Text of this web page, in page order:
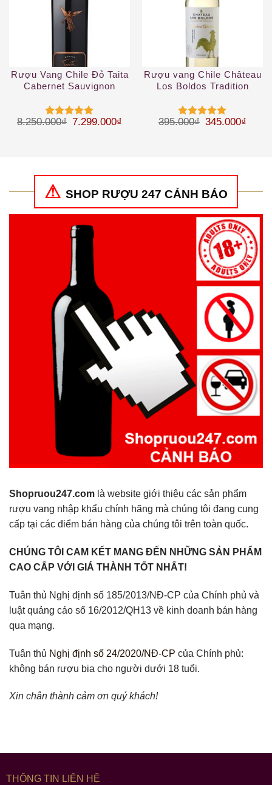
Rượu Vang Chile Đỏ Taita
Cabernet Sauvignon
Được xếp
8.250.000₫ Giá gốc là: 8.250.000₫.
7.299.000₫ Giá hiện tại là: 7.299.000₫.
Rượu vang Chile Château
Los Boldos Tradition
Được xếp
395.000₫ Giá gốc là:
345.000₫
SHOP RƯỢU 247 CẢNH BÁO
Shopruou247.com là website giới thiệu các sản phẩm
rượu vang nhập khẩu chính hãng mà chúng tôi đang cung
cấp tại các điểm bán hàng của chúng tôi trên toàn quốc.
CHÚNG TÔI CAM KẾT MANG ĐẾN NHỮNG SẢN PHẨM
CAO CẤP VỚI GIÁ THÀNH TỐT NHẤT!
Tuân thủ Nghị định số 185/2013/NĐ-CP của Chính phủ và
luật quảng cáo số 16/2012/QH13 về kinh doanh bán hàng
qua mạng.
Tuân thủ Nghị định số 24/2020/NĐ-CP của Chính phủ:
không bán rượu bia cho người dưới 18 tuổi.
Xin chân thành cảm ơn quý khách!
THÔNG TIN LIÊN HỆ